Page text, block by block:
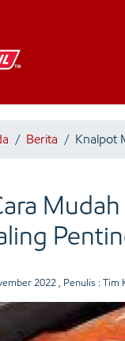
/ Berita / Knalpot
2022 , Penulis : Tim